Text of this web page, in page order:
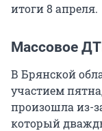
итоги 8 апреля.
Массовое
В Брянской
участием
произошла из-
который